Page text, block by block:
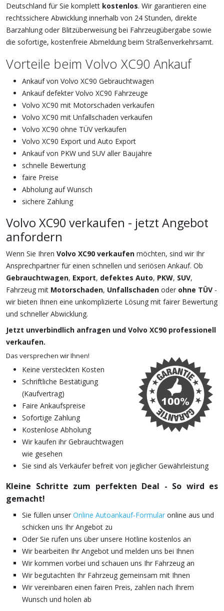
Deutschland für Sie komplett kostenlos. Wir garantieren eine
rechtssichere Abwicklung innerhalb von 24 Stunden, direkte
Barzahlung oder Blitzüberweisung bei Fahrzeugübergabe sowie
die sofortige, kostenfreie Abmeldung beim Straßenverkehrsamt.
Vorteile beim Volvo XC90 Ankauf
Ankauf von Volvo XC90 Gebrauchtwagen
Ankauf defekter Volvo XC90 Fahrzeuge
Volvo XC90 mit Motorschaden verkaufen
Volvo XC90 mit Unfallschaden verkaufen
Volvo XC90 ohne TÜV verkaufen
Volvo XC90 Export und Auto Export
Ankauf von PKW und SUV aller Baujahre
schnelle Bewertung
faire Preise
Abholung auf Wunsch
sichere Zahlung
Volvo XC90 verkaufen - jetzt Angebot
anfordern
Wenn Sie Ihren Volvo XC90 verkaufen möchten, sind wir Ihr
Ansprechpartner für einen schnellen und seriösen Ankauf. Ob
Gebrauchtwagen, Export, defektes Auto, PKW, SUV,
Fahrzeug mit Motorschaden, Unfallschaden oder ohne TÜV -
wir bieten Ihnen eine unkomplizierte Lösung mit fairer Bewertung
und schneller Abwicklung.
Jetzt unverbindlich anfragen und Volvo XC90 professionell
verkaufen.
Das versprechen wir Ihnen!
Keine versteckten Kosten
Schriftliche Bestätigung
(Kaufvertrag)
Faire Ankaufspreise
Sofortige Zahlung
Kostenlose Abholung
Wir kaufen ihr Gebrauchtwagen
wie gesehen
Sie sind als Verkäufer befreit von jeglicher Gewährleistung
Kleine Schritte zum perfekten Deal - So wird es
gemacht!
Sie füllen unser Online Autoankauf-Formular online aus und
schicken uns Ihr Angebot zu
Oder Sie rufen uns über unsere Hotline kostenlos an
Wir bearbeiten Ihr Angebot und melden uns bei Ihnen
Wir kommen vorbei und schauen uns Ihr Fahrzeug an
Wir begutachten Ihr Fahrzeug gemeinsam mit Ihnen
Wir vereinbaren einen fairen Preis, zahlen nach Ihrem
Wunsch und holen ab